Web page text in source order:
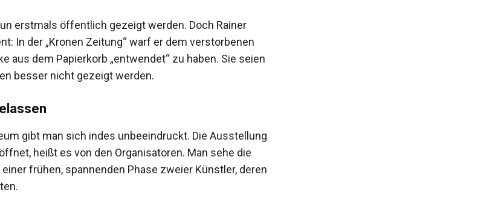
erstmals öffentlich gezeigt werden. Doch Rainer
In der „Kronen Zeitung“ warf er dem verstorbenen
aus dem Papierkorb „entwendet“ zu haben. Sie seien
besser nicht gezeigt werden.
gibt man sich indes unbeeindruckt. Die Ausstellung
heißt es von den Organisatoren. Man sehe die
frühen, spannenden Phase zweier Künstler, deren